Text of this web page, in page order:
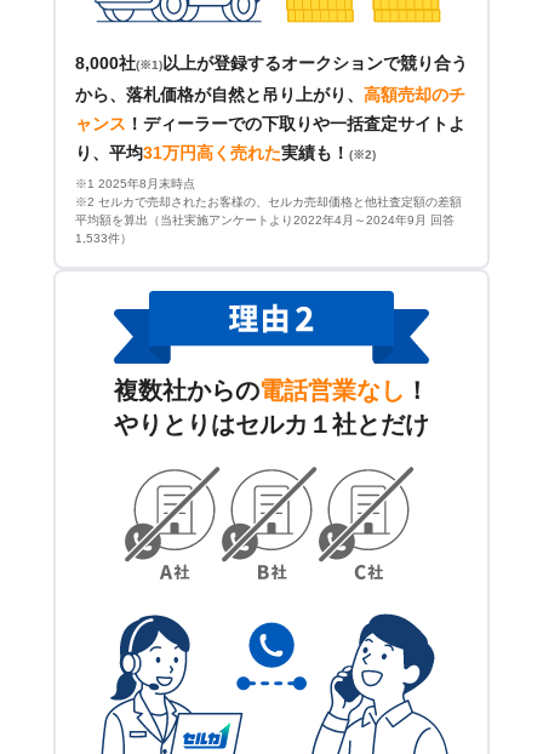
8,000社(※1) 以上が登録するオークションで競り合う
から、落札価格が自然と吊り上がり、 高額売却のチ
ャンス ！ ディーラーでの下取りや一括査定サイトよ
り、平均31万円高く売れた実績も！ (※2)
※1 2025年8月末時点
※2 セルカで売却されたお客様の、セルカ売却価格と他社査定額の差額
平均額を算出（当社実施アンケートより2022年4月～2024年9月 回答
1,533件）
複数社からの電話営業なし ！
やりとりはセルカ１社とだけ